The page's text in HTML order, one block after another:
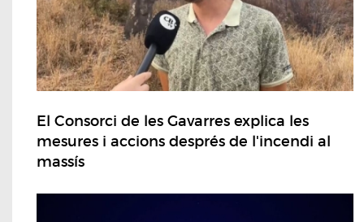
El Consorci de les Gavarres explica les
mesures i accions després de l'incendi al
massís